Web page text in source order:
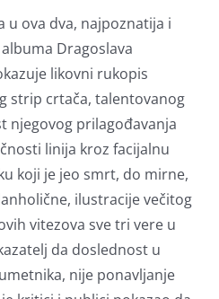
ova dva, najpoznatija i
Dragoslava
likovni rukopis
strip crtača, talentovanog
njegovog prilagođavanja
linija kroz facijalnu
koji je jeo smrt, do mirne,
ilustracije večitog
vitezova sve tri vere u
da doslednost u
nije ponavljanje